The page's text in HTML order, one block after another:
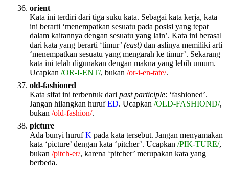
orient
Kata ini terdiri dari tiga suku kata. Sebagai kata kerja, kata
ini berarti ‘menempatkan sesuatu pada posisi yang tepat
dalam kaitannya dengan sesuatu yang lain’. Kata ini berasal
dari kata yang berarti ‘timur’ (east) dan aslinya memiliki arti
‘menempatkan sesuatu yang mengarah ke timur’. Sekarang
kata ini telah digunakan dengan makna yang lebih umum.
Ucapkan /OR-I-ENT/, bukan /or-i-en-tate/.
old-fashioned
Kata sifat ini terbentuk dari past participle: ‘fashioned’.
Jangan hilangkan hurufED. Ucapkan /OLD-FASHIOND/,
bukan /old-fashion/.
picture
Ada bunyi hurufK pada kata tersebut. Jangan menyamakan
kata ‘picture’ dengan kata ‘pitcher’. Ucapkan /PIK-TURE/,
bukan /pitch-er/, karena ‘pitcher’ merupakan kata yang
berbeda.